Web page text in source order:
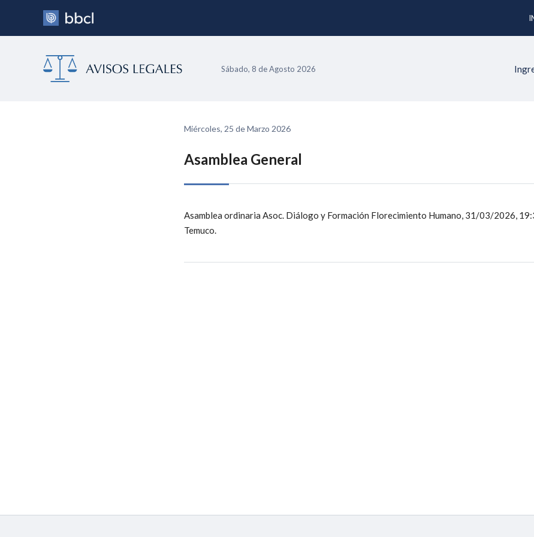
Sábado, 8 de Agosto 2026
Miércoles, 25 de Marzo 2026
Asamblea General
Asamblea ordinaria Asoc. Diálogo y Formación Florecimiento Humano, 31/03/2026,
Temuco.